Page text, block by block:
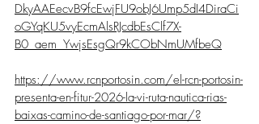
DkyAAEecvB9fcEwjFU9obJ6Ump5dI4DiraCi
oGYqKU5vyEcmAlsRJcdbEsClf7X-
B0_aem_YwjsEsgQr9kCObNmUMfbeQ
https://www.rcnportosin.com/el-rcn-portosin-
presenta-en-fitur-2026-la-vi-ruta-nautica-rias-
baixas-camino-de-santiago-por-mar/?